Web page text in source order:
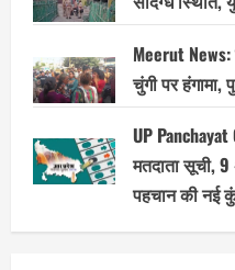
Meerut News:
चुंगी पर हंगामा,
UP
मतदाता सूची,
पहचान की नई